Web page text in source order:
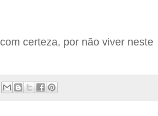
certeza, por não viver neste